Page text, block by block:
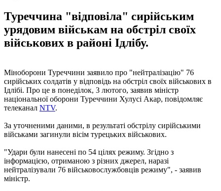
Туреччина "відповіла" сирійським
урядовим військам на обстріл своїх
військових в районі Ідлібу.
Міноборони Туреччини заявило про "нейтралізацію" 76
сирійських солдатів у відповідь на обстріл своїх військових в
Ідлібі. Про це в понеділок, 3 лютого, заявив міністр
національної оборони Туреччини Хулусі Акар, повідомляє
телеканал NTV.
За уточненими даними, в результаті обстрілу сирійськими
військами загинули вісім турецьких військових.
"Удари були нанесені по 54 цілях режиму. Згідно з
інформацією, отриманою з різних джерел, наразі
нейтралізували 76 військовослужбовців режиму", - заявив
міністр.